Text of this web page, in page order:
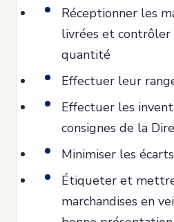
Réceptionner les
livrées et
quantité
Effectuer leur
Effectuer les
consignes de la
Minimiser les
Étiqueter et
marchandises en